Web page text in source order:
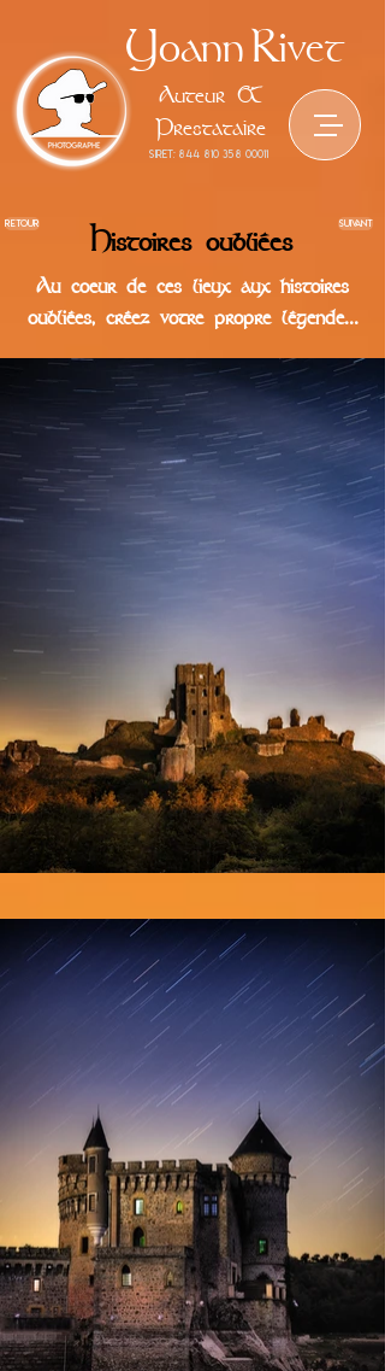
YoannRivet
Auteur &
Prestataire
siret: 844 810 358 00011
retour
Histoires oubliées
suivant
Au coeur de ces lieux aux histoires
oubliées, créez votre propre légende...